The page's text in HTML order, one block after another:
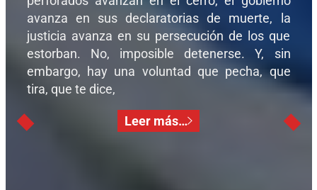
avanza en sus declaratorias de muerte, la
justicia avanza en su persecución de los que
estorban. No, imposible detenerse. Y, sin
embargo, hay una voluntad que pecha, que
tira, que te dice,
Leer más…